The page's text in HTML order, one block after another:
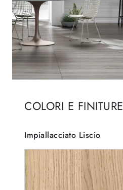
COLORI E FINITURE
Impiallacciato Liscio